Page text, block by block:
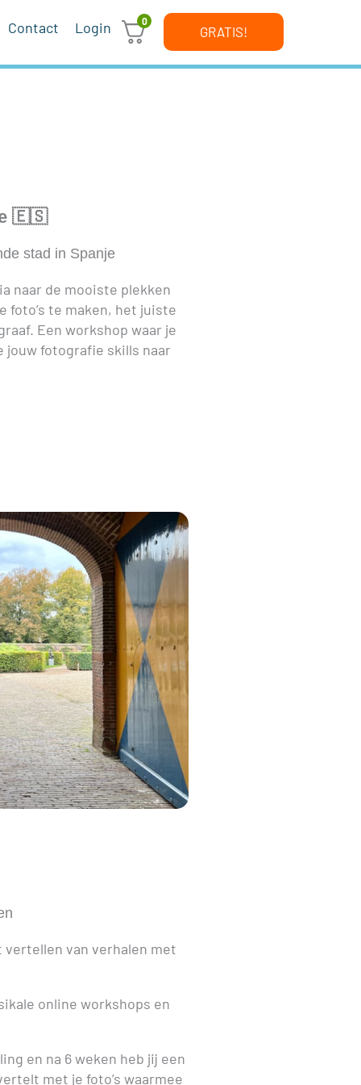
Contact Login 0
GRATIS!
🇪🇸
stad in Spanje
naar de mooiste plekken
foto’s te maken, het juiste
Een workshop waar je
jouw fotografie skills naar
van verhalen met
online workshops en
en na 6 weken heb jij een
met je foto’s waarmee